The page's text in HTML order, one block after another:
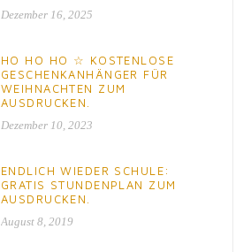
Dezember 16, 2025
HO HO HO ☆ KOSTENLOSE
GESCHENKANHÄNGER FÜR
WEIHNACHTEN ZUM
AUSDRUCKEN.
Dezember 10, 2023
ENDLICH WIEDER SCHULE:
GRATIS STUNDENPLAN ZUM
AUSDRUCKEN.
August 8, 2019